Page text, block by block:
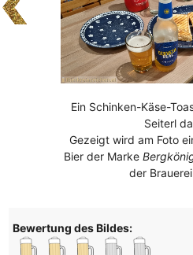
Ein Schinken-Käse-
Seiterl
Gezeigt wird am Foto
Bier der Marke
der Brauerei
Bewertung des Bildes: